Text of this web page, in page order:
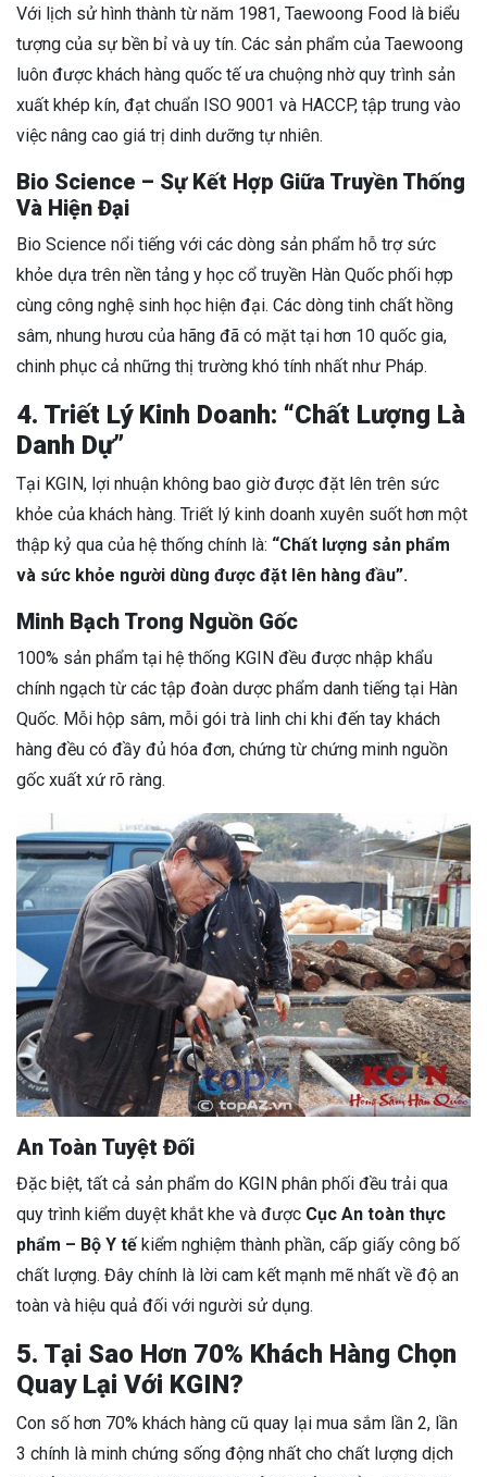
Với lịch sử hình thành từ năm 1981, Taewoong Food là biểu
tượng của sự bền bỉ và uy tín. Các sản phẩm của Taewoong
luôn được khách hàng quốc tế ưa chuộng nhờ quy trình sản
xuất khép kín, đạt chuẩn ISO 9001 và HACCP, tập trung vào
việc nâng cao giá trị dinh dưỡng tự nhiên.
Bio Science – Sự Kết Hợp Giữa Truyền Thống
Và Hiện Đại
Bio Science nổi tiếng với các dòng sản phẩm hỗ trợ sức
khỏe dựa trên nền tảng y học cổ truyền Hàn Quốc phối hợp
cùng công nghệ sinh học hiện đại. Các dòng tinh chất hồng
sâm, nhung hươu của hãng đã có mặt tại hơn 10 quốc gia,
chinh phục cả những thị trường khó tính nhất như Pháp.
4. Triết Lý Kinh Doanh: “Chất Lượng Là
Danh Dự”
Tại KGIN, lợi nhuận không bao giờ được đặt lên trên sức
khỏe của khách hàng. Triết lý kinh doanh xuyên suốt hơn một
thập kỷ qua của hệ thống chính là: “Chất lượng sản phẩm
và sức khỏe người dùng được đặt lên hàng đầu”.
Minh Bạch Trong Nguồn Gốc
100% sản phẩm tại hệ thống KGIN đều được nhập khẩu
chính ngạch từ các tập đoàn dược phẩm danh tiếng tại Hàn
Quốc. Mỗi hộp sâm, mỗi gói trà linh chi khi đến tay khách
hàng đều có đầy đủ hóa đơn, chứng từ chứng minh nguồn
gốc xuất xứ rõ ràng.
An Toàn Tuyệt Đối
Đặc biệt, tất cả sản phẩm do KGIN phân phối đều trải qua
quy trình kiểm duyệt khắt khe và được Cục An toàn thực
phẩm – Bộ Y tếkiểm nghiệm thành phần, cấp giấy công bố
chất lượng. Đây chính là lời cam kết mạnh mẽ nhất về độ an
toàn và hiệu quả đối với người sử dụng.
5. Tại Sao Hơn 70% Khách Hàng Chọn
Quay Lại Với KGIN?
Con số hơn 70% khách hàng cũ quay lại mua sắm lần 2, lần
3 chính là minh chứng sống động nhất cho chất lượng dịch